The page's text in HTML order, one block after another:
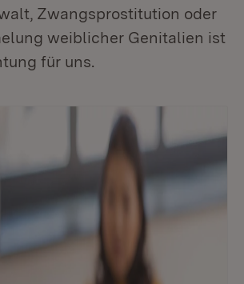
Zwangsprostitution oder
weiblicher Genitalien ist
für uns.